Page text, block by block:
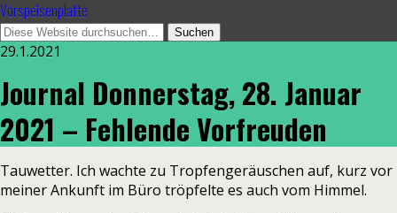
Vorspeisenplatte
29.1.2021
Journal Donnerstag, 28. Januar
2021 – Fehlende Vorfreuden
Tauwetter. Ich wachte zu Tropfengeräuschen auf, kurz vor
meiner Ankunft im Büro tröpfelte es auch vom Himmel.